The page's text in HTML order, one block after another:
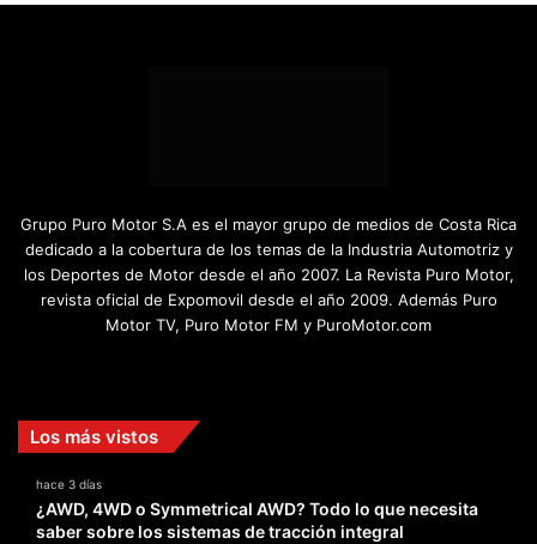
Grupo Puro Motor S.A es el mayor grupo de medios de Costa Rica
dedicado a la cobertura de los temas de la Industria Automotriz y
los Deportes de Motor desde el año 2007. La Revista Puro Motor,
revista oficial de Expomovil desde el año 2009. Además Puro
Motor TV, Puro Motor FM y PuroMotor.com
Los más vistos
hace 3 días
¿AWD, 4WD o Symmetrical AWD? Todo lo que necesita
saber sobre los sistemas de tracción integral